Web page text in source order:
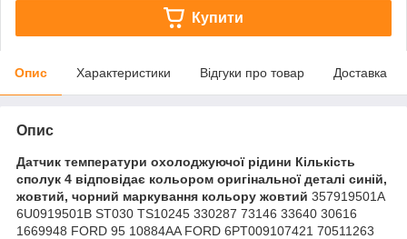
Купити
Опис Характеристики Відгуки про товар Доставка
Опис
Датчик температури охолоджуючої рідини Кількість
сполук 4 відповідає кольором оригінальної деталі синій,
жовтий, чорний маркування кольору жовтий 357919501A
6U0919501B ST030 TS10245 330287 73146 33640 30616
1669948 FORD 95 10884AA FORD 6PT009107421 70511263